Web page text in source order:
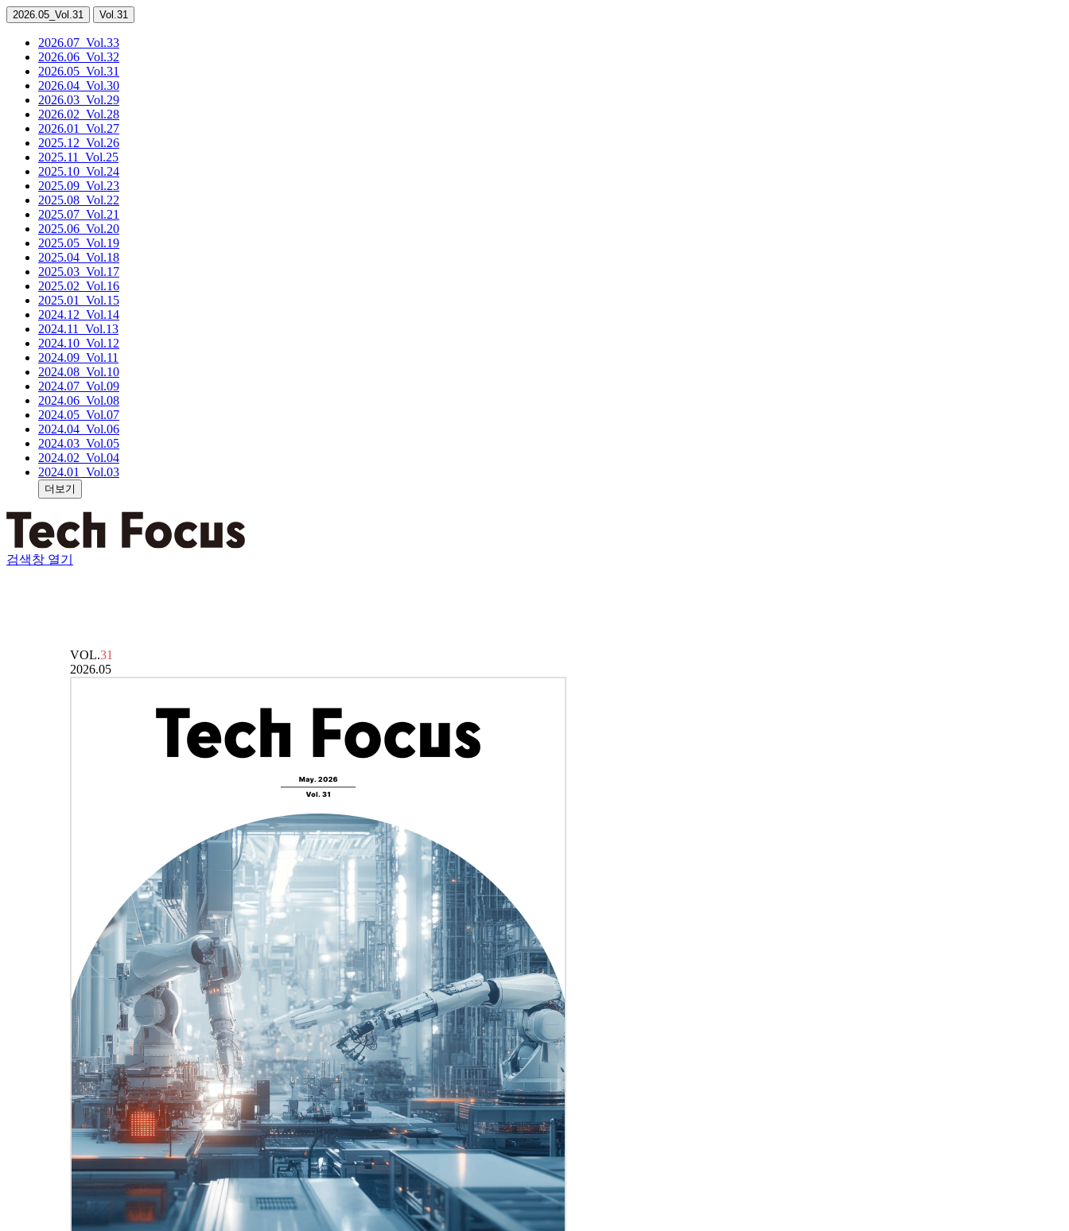
2026.05 _Vol.31 Vol.31
2026.07 _Vol.33
2026.06 _Vol.32
2026.05 _Vol.31
2026.04 _Vol.30
2026.03 _Vol.29
2026.02 _Vol.28
2026.01
_Vol.27
2025.12 _Vol.26
2025.11
_Vol.25
2025.10 _Vol.24
2025.09 _Vol.23
2025.08 _Vol.22
2025.07 _Vol.21
2025.06 _Vol.20
2025.05 _Vol.19
2025.04 _Vol.18
2025.03 _Vol.17
2025.02 _Vol.16
2025.01
_Vol.15
2024.12 _Vol.14
2024.11
_Vol.13
2024.10 _Vol.12
2024.09 _Vol.11
2024.08 _Vol.10
2024.07 _Vol.09
2024.06 _Vol.08
2024.05 _Vol.07
2024.04 _Vol.06
2024.03 _Vol.05
2024.02 _Vol.04
2024.01
_Vol.03
더보기
검색창 열기
VOL.31
2026.05